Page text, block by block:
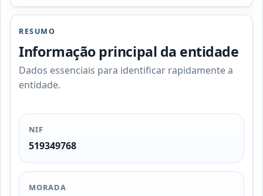
RESUMO
Informação principal da entidade
Dados essenciais para identificar rapidamente a
entidade.
NIF
519349768
MORADA